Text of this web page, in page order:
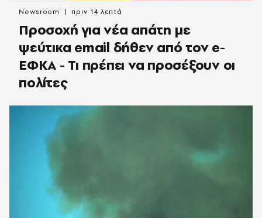
Προσοχή για νέα απάτη με
ψεύτικα email δήθεν από τον e-
ΕΦΚΑ - Τι πρέπει να προσέξουν οι
πολίτες
Newsroom πριν 14 λεπτά